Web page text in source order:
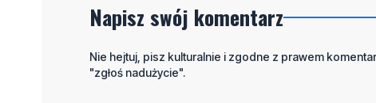
Napisz swój komentarz
Nie hejtuj, pisz kulturalnie i zgodne z prawem
"zgłoś nadużycie".